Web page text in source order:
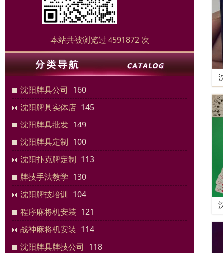
本站共被浏览过 4591872 次
沈阳牌具公司 160
沈阳牌具实体店 145
沈阳牌具批发 149
沈阳牌具定制 100
沈阳扑克牌定制 113
牌技手法教学 130
沈阳牌技培训 104
程序麻将机安装 121
战神麻将机安装 114
沈阳牌具牌技公司 118